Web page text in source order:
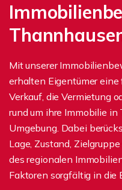
Mit unserer
erhalten Eigentümer
Verkauf, die Vermietung
rund um ihre Immobilie
Umgebung. Dabei
Lage, Zustand,
des regionalen
Faktoren sorgfältig in die